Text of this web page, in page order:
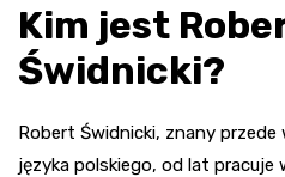
Kim jest
Świdnicki?
Robert Świdnicki, znany
języka polskiego, od lat pracuje